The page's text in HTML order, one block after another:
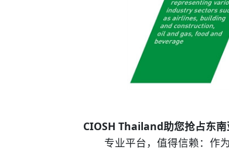
CIOSH Thailand助您抢占东南
专业平台，值得信赖：作为